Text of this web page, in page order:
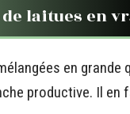
laitues en
en
productive. Il